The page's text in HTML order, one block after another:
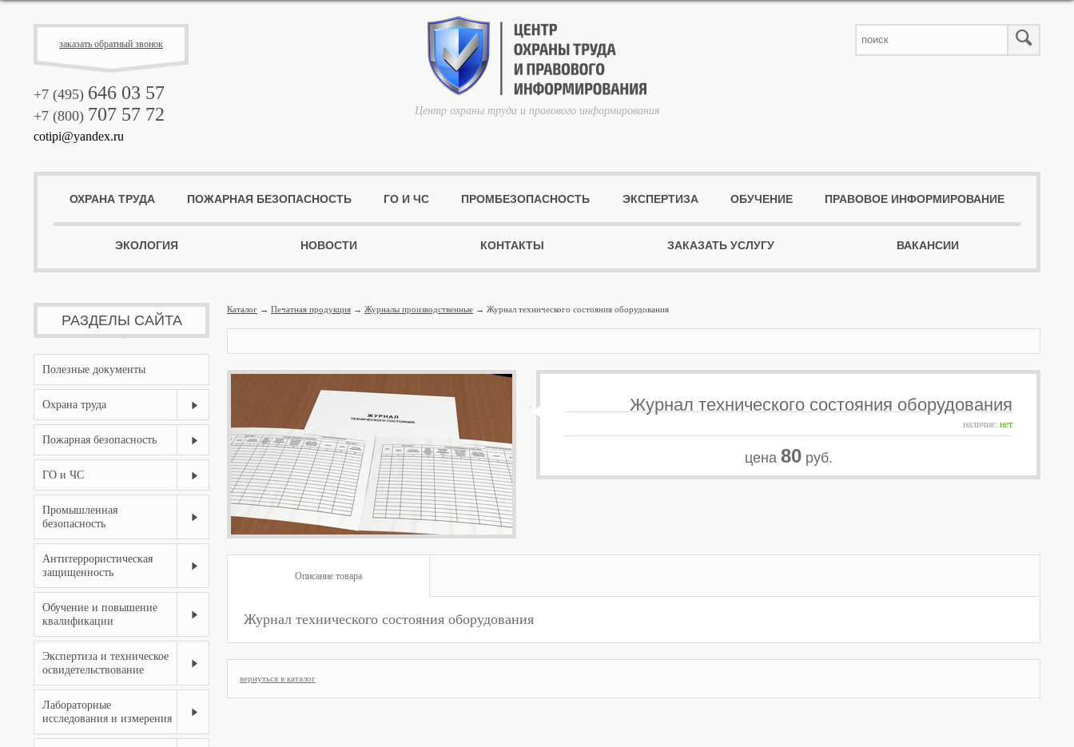
заказать обратный звонок
+7 (495) 646 03 57
+7 (800) 707 57 72
cotipi@yandex.ru
Центр охраны труда и правового информирования
ОХРАНА ТРУДА ПОЖАРНАЯ БЕЗОПАСНОСТЬ ГО И ЧС ПРОМБЕЗОПАСНОСТЬ ЭКСПЕРТИЗА ОБУЧЕНИЕ ПРАВОВОЕ ИНФОРМИРОВАНИЕ
ЭКОЛОГИЯ НОВОСТИ КОНТАКТЫ ЗАКАЗАТЬ УСЛУГУ ВАКАНСИИ
РАЗДЕЛЫ САЙТА
Полезные документы
Охрана труда
Пожарная безопасность
ГО и ЧС
Промышленная
безопасность
Антитеррористическая
защищенность
Обучение и повышение
квалификации
Экспертиза и техническое
освидетельствование
Лабораторные
исследования и измерения
Каталог → Печатная продукция → Журналы производственные → Журнал технического состояния оборудования
Журнал технического состояния оборудования
наличие: нет
цена 80руб.
Описание товара
Журнал технического состояния оборудования
вернуться в каталог